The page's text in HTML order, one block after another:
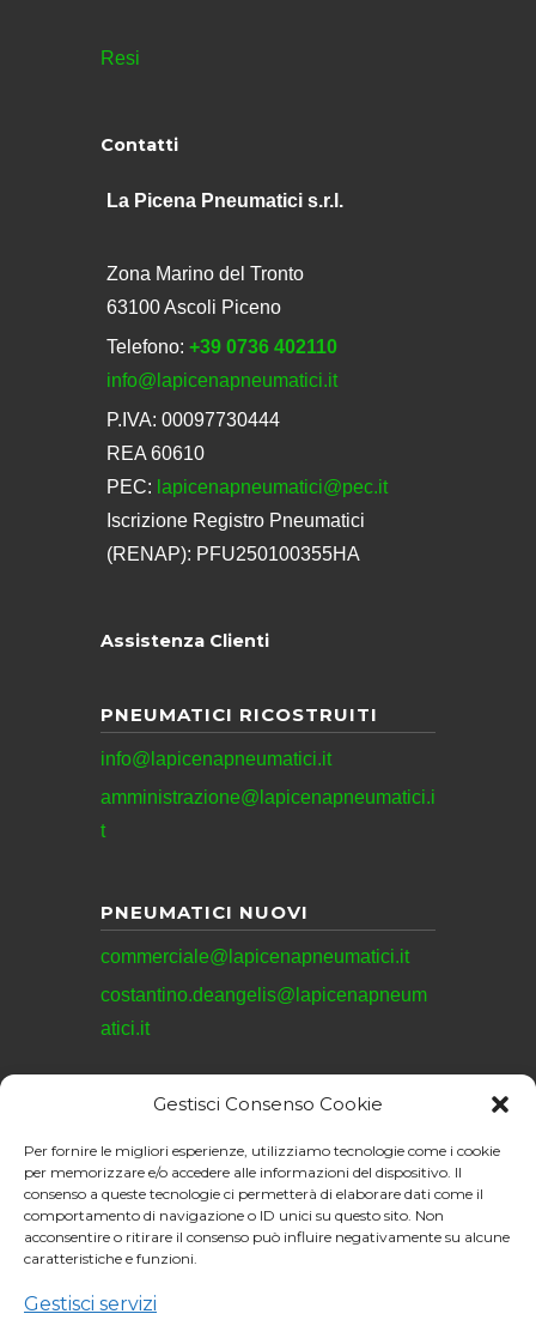
Gestisci Consenso Cookie
Per fornire le migliori esperienze, utilizziamo tecnologie come i cookie
per memorizzare e/o accedere alle informazioni del dispositivo. Il
consenso a queste tecnologie ci permetterà di elaborare dati come il
comportamento di navigazione o ID unici su questo sito. Non
acconsentire o ritirare il consenso può influire negativamente su alcune
caratteristiche e funzioni.
Gestisci servizi
Resi
Contatti
La Picena Pneumatici s.r.l.
Zona Marino del Tronto
63100 Ascoli Piceno
Telefono: +39 0736 402110
info@lapicenapneumatici.it
P.IVA: 00097730444
REA 60610
PEC: lapicenapneumatici@pec.it
Iscrizione Registro Pneumatici
(RENAP): PFU250100355HA
Assistenza Clienti
PNEUMATICI RICOSTRUITI
info@lapicenapneumatici.it
amministrazione@lapicenapneumatici.i
t
PNEUMATICI NUOVI
commerciale@lapicenapneumatici.it
costantino.deangelis@lapicenapneum
atici.it
REVISIONI
revisioni@lapicenapneumatici.it
La Picena Pneumatici